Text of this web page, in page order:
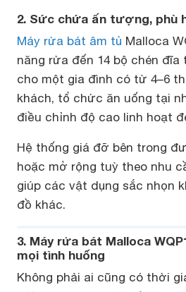
2. Sức chứa ấn tượng, phù
Máy rửa bát âm tủ Malloca
năng rửa đến 14 bộ chén
cho một gia đình có từ 4–6
khách, tổ chức ăn uống tại
điều chỉnh độ cao linh hoạt
Hệ thống giá đỡ bên trong
hoặc mở rộng tuỳ theo nhu
giúp các vật dụng sắc nhọn
đồ khác.
3. Máy rửa bát Malloca
mọi tình huống
Không phải ai cũng có thời